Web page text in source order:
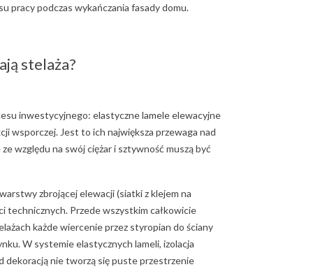
pracy podczas wykańczania fasady domu.
stelaża?
inwestycyjnego: elastyczne lamele elewacyjne
wsporczej. Jest to ich największa przewaga nad
względu na swój ciężar i sztywność muszą być
zbrojącej elewacji (siatki z klejem na
technicznych. Przede wszystkim całkowicie
każde wiercenie przez styropian do ściany
W systemie elastycznych lameli, izolacja
dekoracją nie tworzą się puste przestrzenie